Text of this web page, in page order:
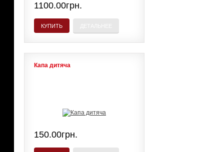
1100.00грн.
КУПИТЬ
Капа дитяча
150.00грн.